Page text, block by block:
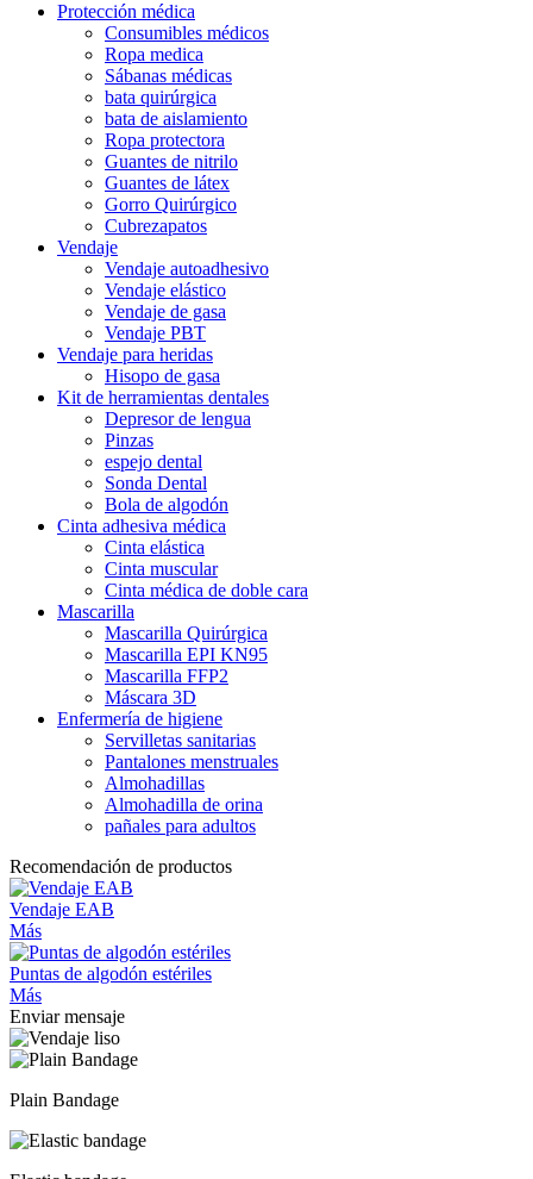
Protección médica
Consumibles médicos
Ropa medica
Sábanas médicas
bata quirúrgica
bata de aislamiento
Ropa protectora
Guantes de nitrilo
Guantes de látex
Gorro Quirúrgico
Cubrezapatos
Vendaje
Vendaje autoadhesivo
Vendaje elástico
Vendaje de gasa
Vendaje PBT
Vendaje para heridas
Hisopo de gasa
Kit de herramientas dentales
Depresor de lengua
Pinzas
espejo dental
Sonda Dental
Bola de algodón
Cinta adhesiva médica
Cinta elástica
Cinta muscular
Cinta médica de doble cara
Mascarilla
Mascarilla Quirúrgica
Mascarilla EPI KN95
Mascarilla FFP2
Máscara 3D
Enfermería de higiene
Servilletas sanitarias
Pantalones menstruales
Almohadillas
Almohadilla de orina
pañales para adultos
Recomendación de productos
Vendaje EAB
Más
Puntas de algodón estériles
Más
Enviar mensaje
Plain Bandage